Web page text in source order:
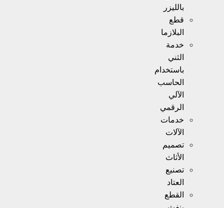
بالليزر
قطع
البلازما
خدمة
الثني
باستخدام
الحاسب
الآلي
الرقمي
خدمات
الآلات
تصميم
الأثاث
تصنيع
العتاد
القطع